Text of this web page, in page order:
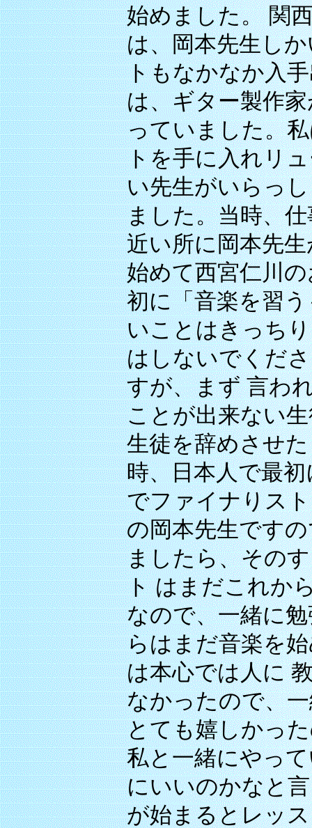
始めました。 関
は、岡本先生し
トもなかなか入
は、ギター製作
っていました。
トを手に入れリ
い先生がいらっ
ました。当時、
近い所に岡本先
始めて西宮仁川
初に「音楽を習
いことはきっち
はしないでくだ
すが、まず 言わ
ことが出来ない
生徒を辞めさせ
時、日本人で最
でファイナりス
の岡本先生です
ましたら、その
ト はまだこれか
なので、一緒に
らはまだ音楽を
は本心では人に
なかったので、
とても嬉しかっ
私と一緒にやっ
にいいのかなと
が始まるとレッ